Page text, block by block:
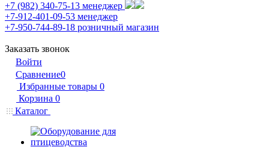
+7 (982) 340-75-13 менеджер
+7-912-401-09-53 менеджер
+7-950-744-89-18 розничный магазин
Заказать звонок
Войти
Сравнение0
Избранные товары 0
Корзина 0
Каталог